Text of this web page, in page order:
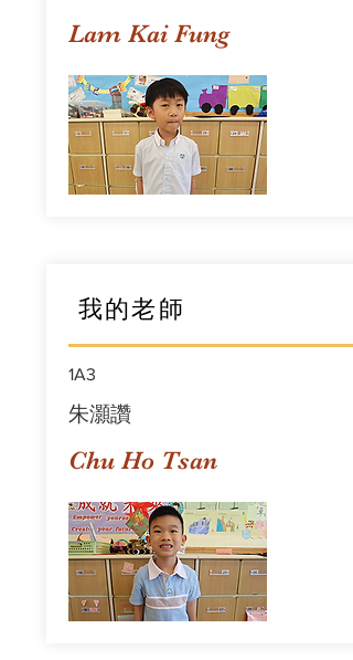
Lam Kai Fung
我的老師
1A3
朱灝讚
Chu Ho Tsan